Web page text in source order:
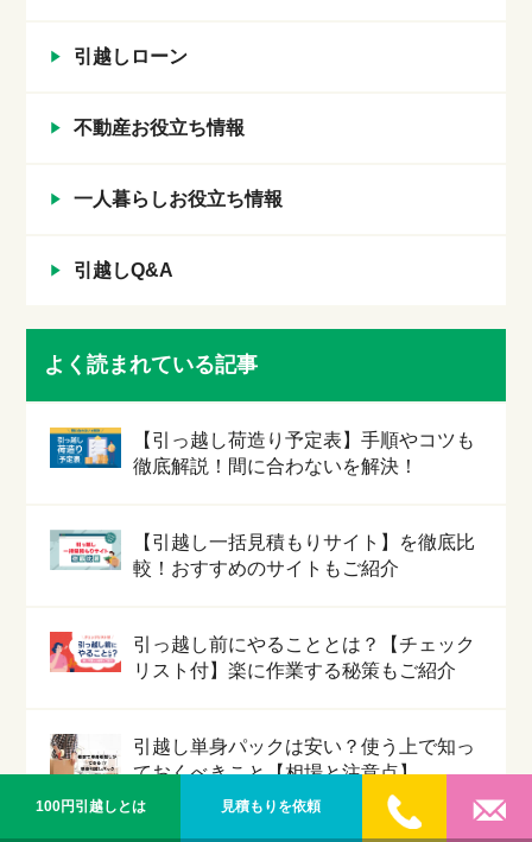
引越しローン
不動産お役立ち情報
一人暮らしお役立ち情報
引越しQ&A
よく読まれている記事
【引っ越し荷造り予定表】手順やコツも
徹底解説！間に合わないを解決！
【引越し一括見積もりサイト】を徹底比
較！おすすめのサイトもご紹介
引っ越し前にやることとは？【チェック
リスト付】楽に作業する秘策もご紹介
引越し単身パックは安い？使う上で知っ
ておくべきこと【相場と注意点】
100円引越しとは 見積もりを依頼